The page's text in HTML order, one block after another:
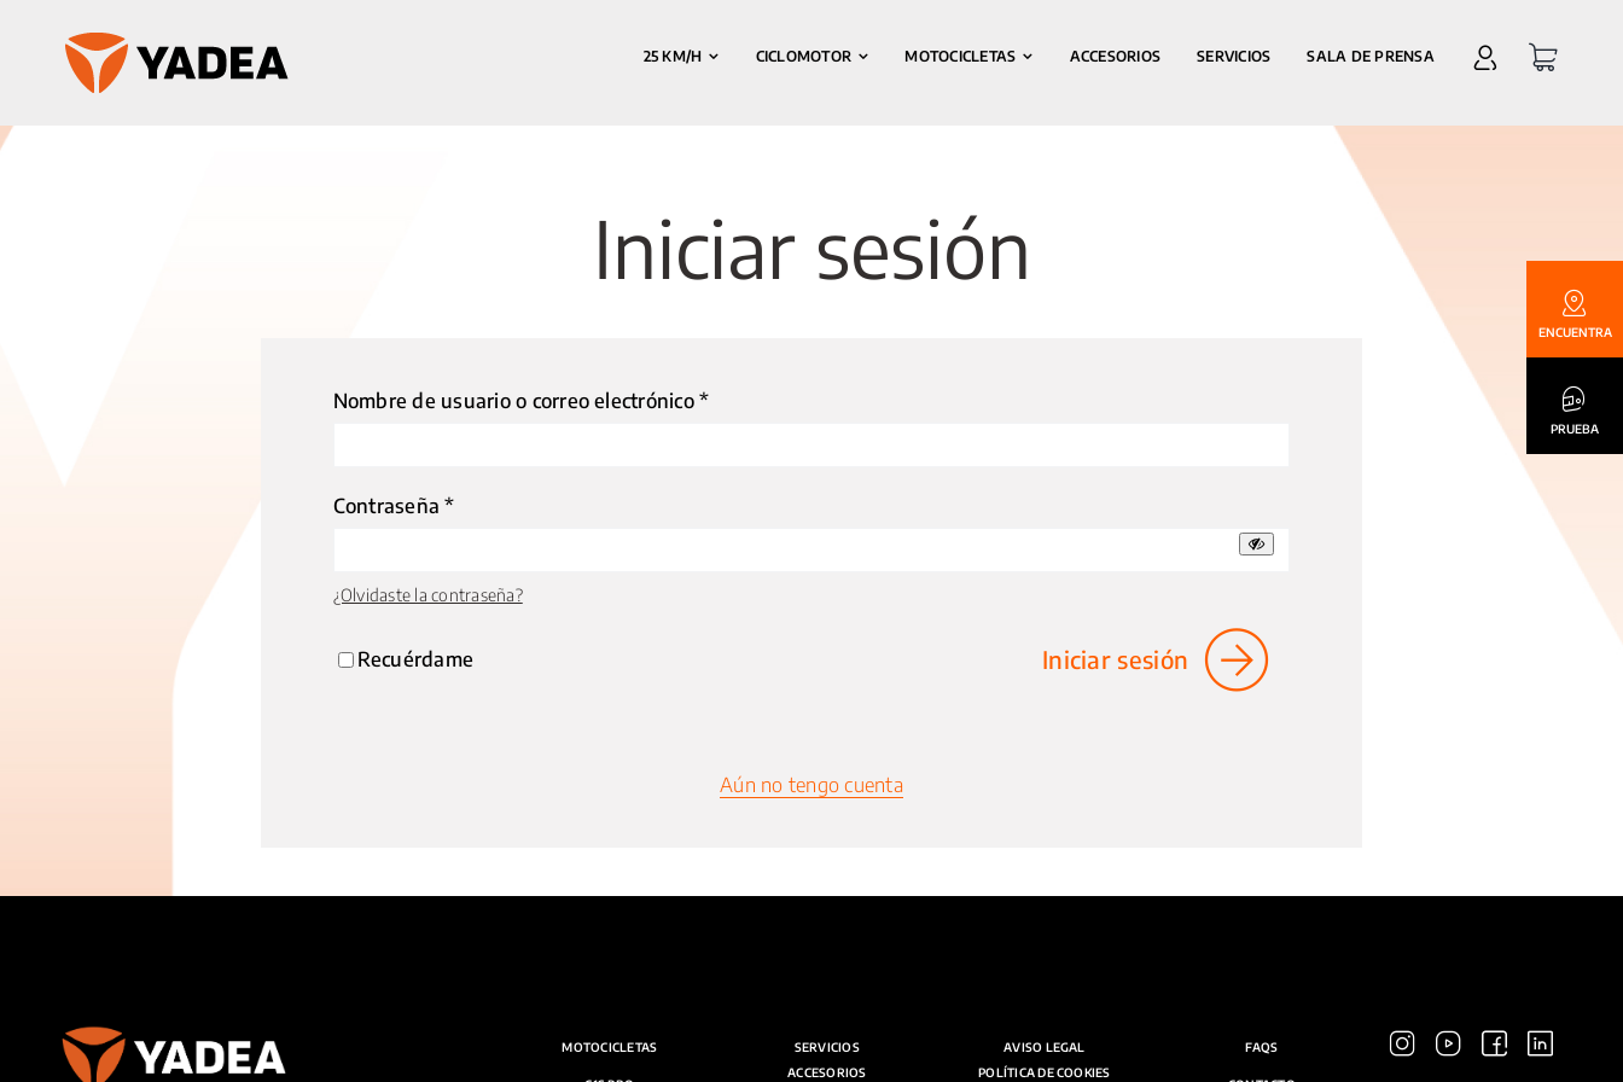
contenido
25 KM/H CICLOMOTOR MOTOCICLETAS ACCESORIOS SERVICIOS SALA DE PRENSA
Iniciar sesión
Nombre de usuario o correo electrónico*Obligatorio
Contraseña*Obligatorio
Recuérdame Iniciar sesión
¿Olvidaste la contraseña?
Aún no tengo cuenta
MOTOCICLETAS
SERVICIOS
ACCESORIOS
AVISO LEGAL
POLÍTICA DE COOKIES
FAQS
ENCUENTRA
PRUEBA